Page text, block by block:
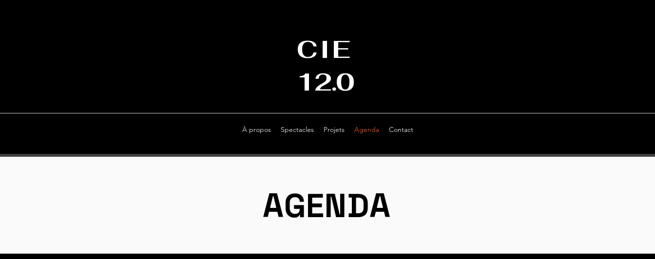
CIE
12.0
À propos Spectacles Projets Agenda Contact
AGENDA